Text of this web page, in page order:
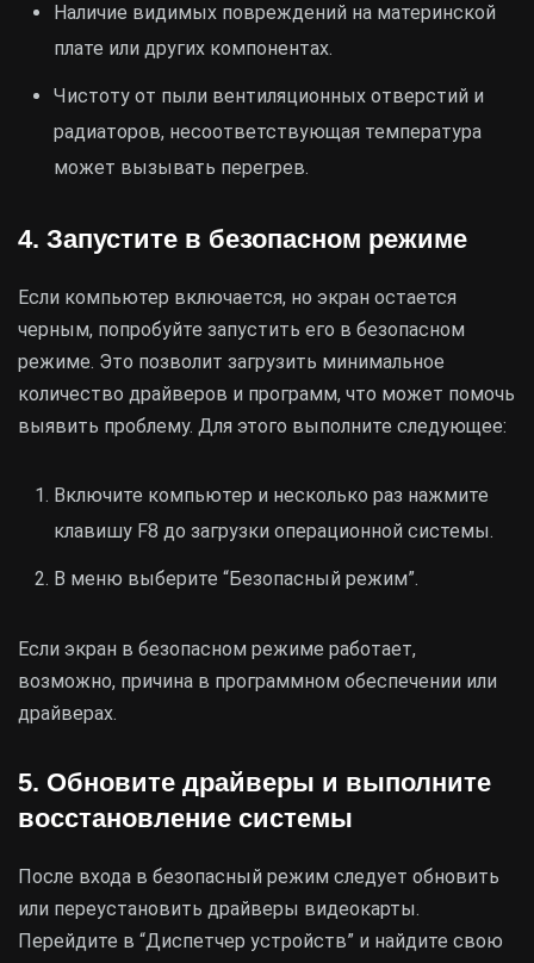
Наличие видимых повреждений на материнской
плате или других компонентах.
Чистоту от пыли вентиляционных отверстий и
радиаторов, несоответствующая температура
может вызывать перегрев.
4. Запустите в безопасном режиме
Если компьютер включается, но экран остается
черным, попробуйте запустить его в безопасном
режиме. Это позволит загрузить минимальное
количество драйверов и программ, что может помочь
выявить проблему. Для этого выполните следующее:
Включите компьютер и несколько раз нажмите
клавишу F8 до загрузки операционной системы.
В меню выберите “Безопасный режим”.
Если экран в безопасном режиме работает,
возможно, причина в программном обеспечении или
драйверах.
5. Обновите драйверы и выполните
восстановление системы
После входа в безопасный режим следует обновить
или переустановить драйверы видеокарты.
Перейдите в “Диспетчер устройств” и найдите свою